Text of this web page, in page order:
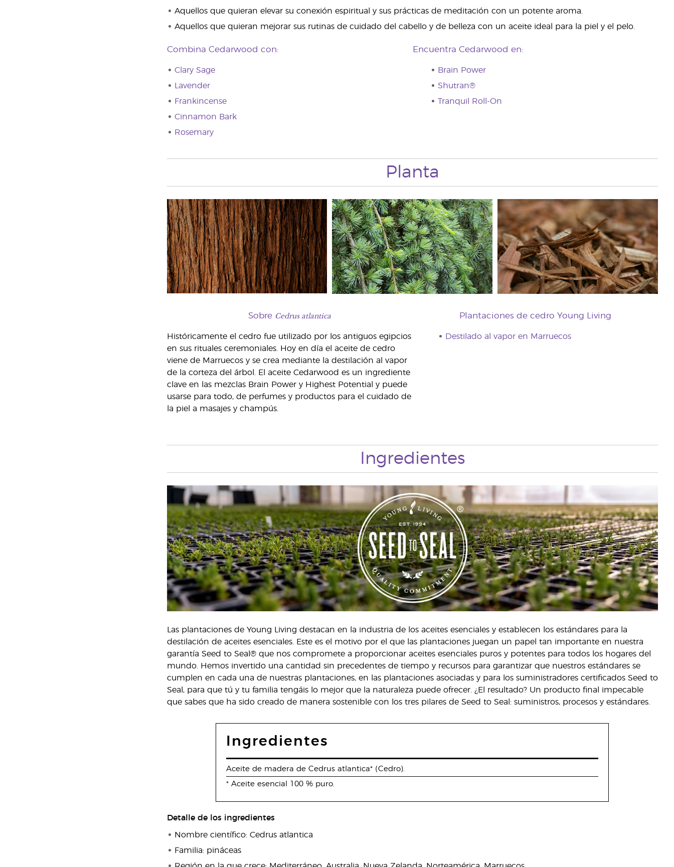
Aquellos que quieran elevar su conexión espiritual y sus prácticas de meditación con un potente aroma.
Aquellos que quieran mejorar sus rutinas de cuidado del cabello y de belleza con un aceite ideal para la piel y el pelo.
Combina Cedarwood con:
Clary Sage
Lavender
Frankincense
Cinnamon Bark
Rosemary
Encuentra Cedarwood en:
Brain Power
Shutran®
Tranquil Roll-On
Planta
Sobre Cedrus atlantica
Históricamente el cedro fue utilizado por los antiguos egipcios
en sus rituales ceremoniales. Hoy en día el aceite de cedro
viene de Marruecos y se crea mediante la destilación al vapor
de la corteza del árbol. El aceite Cedarwood es un ingrediente
clave en las mezclas Brain Power y Highest Potential y puede
usarse para todo, de perfumes y productos para el cuidado de
la piel a masajes y champús.
Plantaciones de cedro Young Living
Destilado al vapor en Marruecos
Ingredientes
Las plantaciones de Young Living destacan en la industria de los aceites esenciales y establecen los estándares para la
destilación de aceites esenciales. Este es el motivo por el que las plantaciones juegan un papel tan importante en nuestra
garantía Seed to Seal® que nos compromete a proporcionar aceites esenciales puros y potentes para todos los hogares del
mundo. Hemos invertido una cantidad sin precedentes de tiempo y recursos para garantizar que nuestros estándares se
cumplen en cada una de nuestras plantaciones, en las plantaciones asociadas y para los suministradores certificados Seed to
Seal, para que tú y tu familia tengáis lo mejor que la naturaleza puede ofrecer. ¿El resultado? Un producto final impecable
que sabes que ha sido creado de manera sostenible con los tres pilares de Seed to Seal: suministros, procesos y estándares.
Ingredientes
Aceite de madera de Cedrus atlantica* (Cedro).
* Aceite esencial 100 % puro.
Detalle de los ingredientes
Nombre científico: Cedrus atlantica
Familia: pináceas